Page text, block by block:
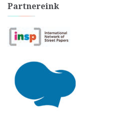
Partnereink